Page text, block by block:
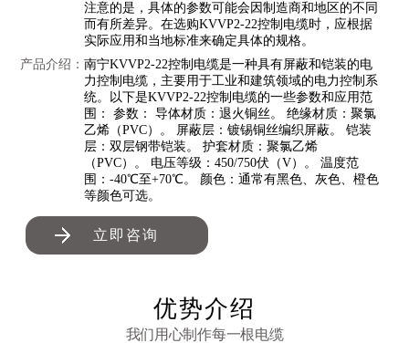
注意的是，具体的参数可能会因制造商和地区的不同
而有所差异。在选购KVVP2-22控制电缆时，应根据
实际应用和当地标准来确定具体的规格。
产品介绍：南宁KVVP2-22控制电缆是一种具有屏蔽和铠装的电
力控制电缆，主要用于工业和建筑领域的电力控制系
统。以下是KVVP2-22控制电缆的一些参数和应用范
围： 参数： 导体材质：退火铜丝。 绝缘材质：聚氯
乙烯（PVC）。 屏蔽层：镀锡铜丝编织屏蔽。 铠装
层：双层钢带铠装。 护套材质：聚氯乙烯
（PVC）。 电压等级：450/750伏（V）。 温度范
围：-40℃至+70℃。 颜色：通常有黑色、灰色、橙色
等颜色可选。
立即咨询
优势介绍
我们用心制作每一根电缆